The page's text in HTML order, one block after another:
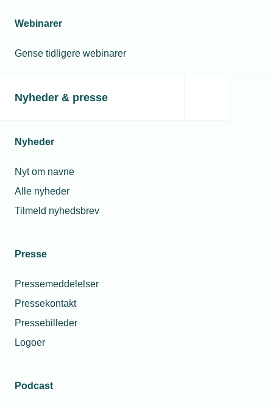
Webinarer
Gense tidligere webinarer
Nyheder & presse
Nyheder
Nyt om navne
Alle nyheder
Tilmeld nyhedsbrev
Presse
Pressemeddelelser
Pressekontakt
Pressebilleder
Logoer
Podcast